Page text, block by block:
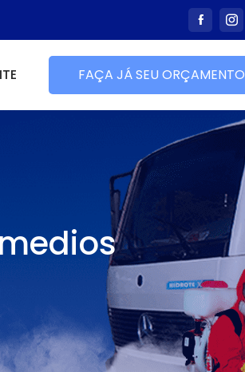
FAÇA JÁ SEU ORÇAMENTO